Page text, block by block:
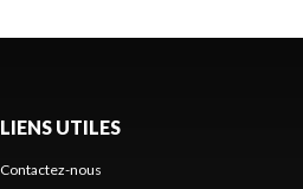
LIENS UTILES
Contactez-nous